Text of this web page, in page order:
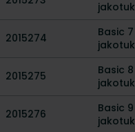
2015274
Basic
2015275
Basic
2015276
Basic